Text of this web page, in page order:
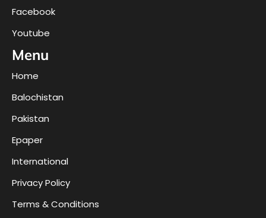
Facebook
Youtube
Menu
Home
Balochistan
Pakistan
Epaper
International
Privacy Policy
Terms & Conditions